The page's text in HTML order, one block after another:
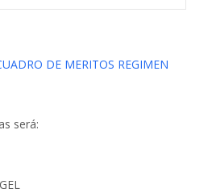
DE MERITOS REGIMEN
será: